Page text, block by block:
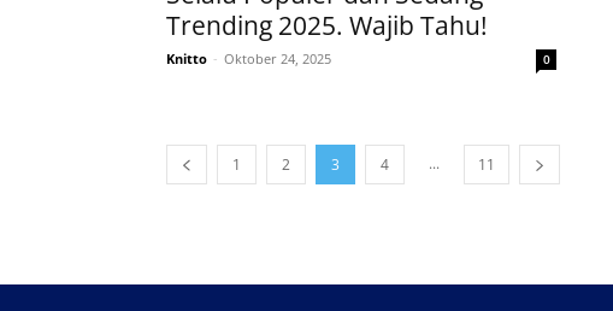
Trending 2025. Wajib Tahu!
Knitto - Oktober 24, 2025 0
1 2 3 4 ... 11